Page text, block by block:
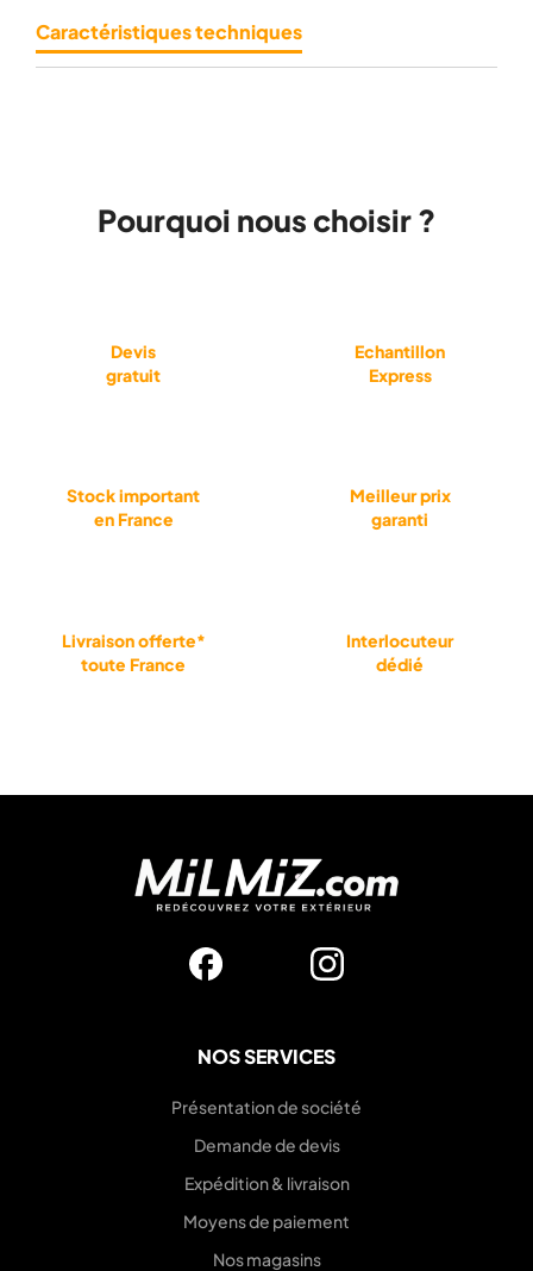
Caractéristiques techniques
Pourquoi nous choisir ?
Devis
gratuit
Echantillon
Express
Stock important
en France
Meilleur prix
garanti
Livraison offerte*
toute France
Interlocuteur
dédié
NOS SERVICES
Présentation de société
Demande de devis
Expédition & livraison
Moyens de paiement
Nos magasins